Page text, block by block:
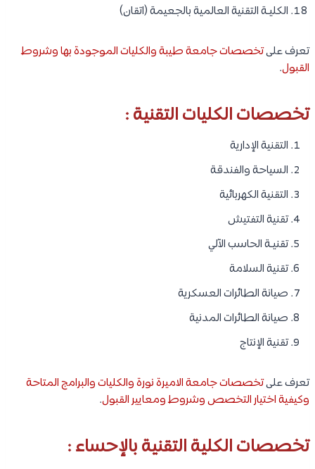
الكليـة التقنية العالمية بالجعيمة (اتقان)
تعرف علىتخصصات جامعة طيبة والكليات الموجودة بها وشروط
القبول.
تخصصات الكليات التقنية :
التقنية الإدارية
السياحة والفندقة
التقنية الكهربائية
تقنية التفتيش
تقنيـة الحاسب الآلي
تقنية السلامة
صيانة الطائرات العسكرية
صيانة الطائرات المدنية
تقنية الإنتاج
تعرف علىتخصصات جامعة الاميرة نورة والكليات والبرامج المتاحة
وكيفية اختيار التخصص وشروط ومعايير القبول.
تخصصات الكلية التقنية بالإحساء :